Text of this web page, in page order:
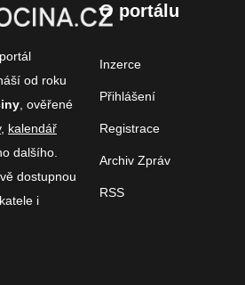
od roku
, ověřené
, kalendář
dalšího.
dostupnou
i
O portálu
Inzerce
Přihlášení
Registrace
Archiv Zpráv
RSS